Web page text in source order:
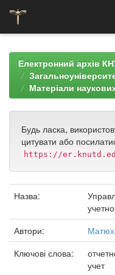
navigationЕлектронний архів
Матеріали
Будь ласка,
цитувати або
https://
Назва:
Автори:
Ключові слова:
учет